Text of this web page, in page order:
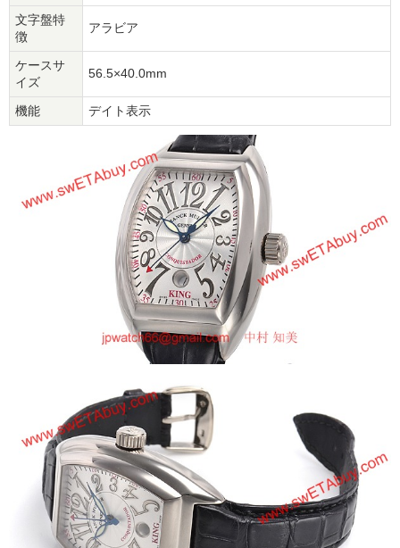
文字盤特
徴
アラビア
ケースサ
イズ
56.5×40.0mm
機能 デイト表示